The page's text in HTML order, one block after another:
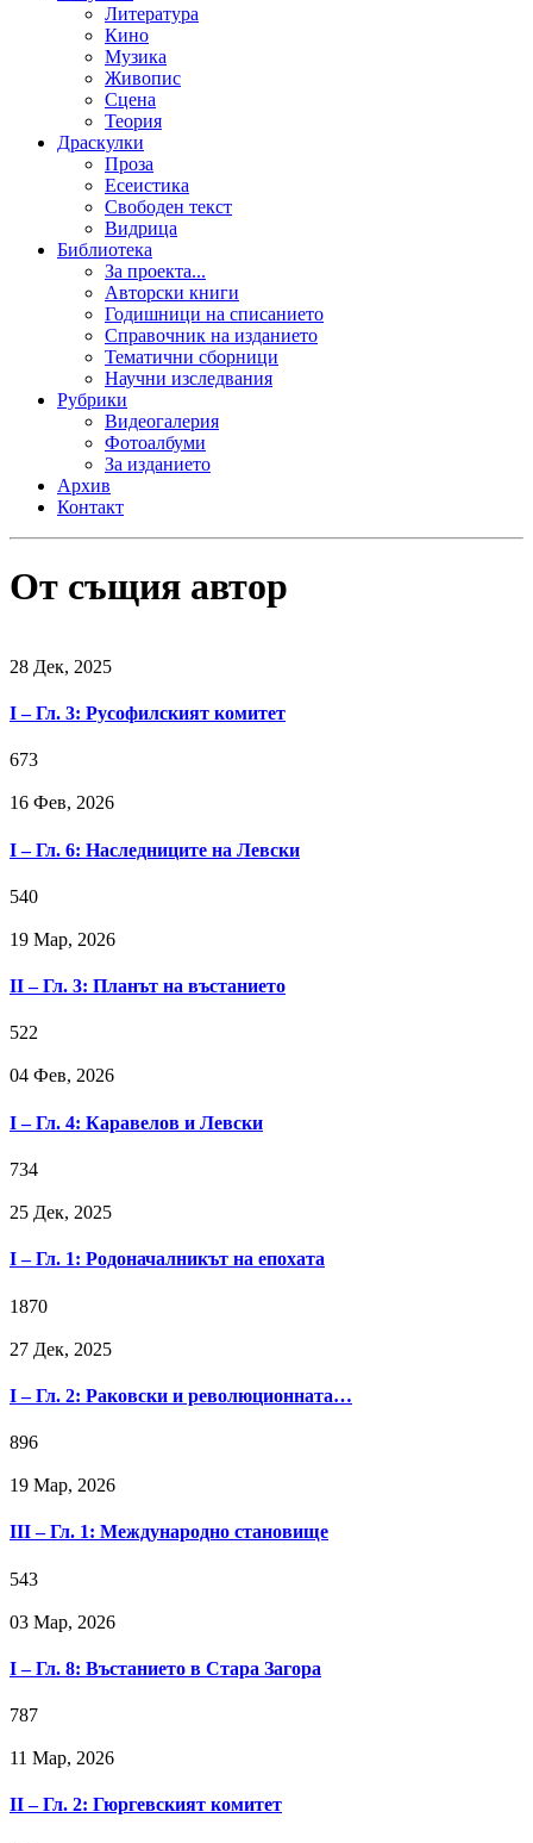
Литература
Кино
Музика
Живопис
Сцена
Теория
Драскулки
Проза
Есеистика
Свободен текст
Видрица
Библиотека
За проекта...
Авторски книги
Годишници на списанието
Справочник на изданието
Тематични сборници
Научни изследвания
Рубрики
Видеогалерия
Фотоалбуми
За изданието
Архив
Контакт
От същия автор
28 Дек, 2025
I – Гл. 3: Русофилският комитет
673
16 Фев, 2026
I – Гл. 6: Наследниците на Левски
540
19 Мар, 2026
II – Гл. 3: Планът на въстанието
522
04 Фев, 2026
I – Гл. 4: Каравелов и Левски
734
25 Дек, 2025
I – Гл. 1: Родоначалникът на епохата
1870
27 Дек, 2025
I – Гл. 2: Раковски и революционната…
896
19 Мар, 2026
III – Гл. 1: Международно становище
543
03 Мар, 2026
I – Гл. 8: Въстанието в Стара Загора
787
11 Мар, 2026
II – Гл. 2: Гюргевският комитет